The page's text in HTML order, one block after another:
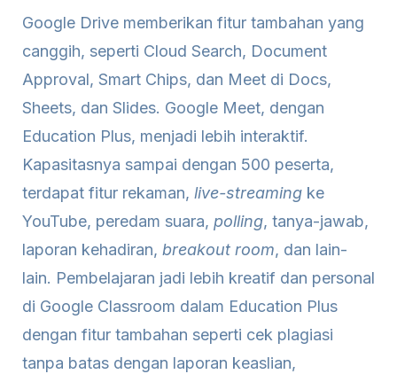
Google Drive memberikan fitur tambahan yang
canggih, seperti Cloud Search, Document
Approval, Smart Chips, dan Meet di Docs,
Sheets, dan Slides. Google Meet, dengan
Education Plus, menjadi lebih interaktif.
Kapasitasnya sampai dengan 500 peserta,
terdapat fitur rekaman, live-streaming ke
YouTube, peredam suara, polling, tanya-jawab,
laporan kehadiran, breakout room, dan lain-
lain. Pembelajaran jadi lebih kreatif dan personal
di Google Classroom dalam Education Plus
dengan fitur tambahan seperti cek plagiasi
tanpa batas dengan laporan keaslian,